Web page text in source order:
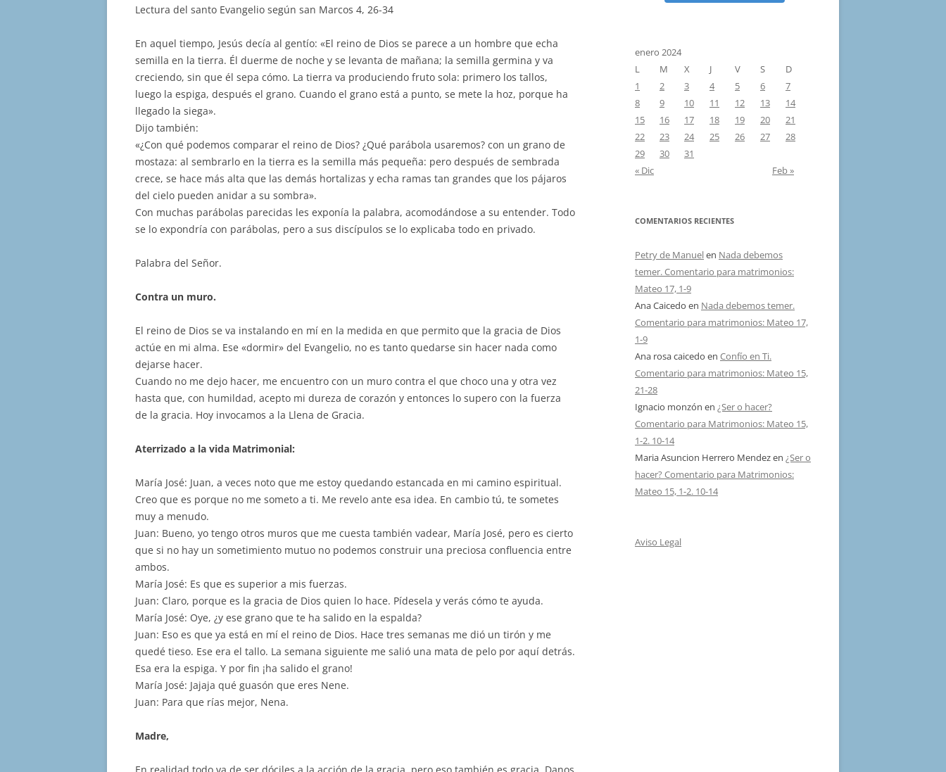
arriba/abajo
para
aumentar
o
volumen.
Lectura del santo Evangelio según san Marcos 4, 26-34
En aquel tiempo, Jesús decía al gentío: «El reino de Dios se parece a un hombre que echa
semilla en la tierra. Él duerme de noche y se levanta de mañana; la semilla germina y va
creciendo, sin que él sepa cómo. La tierra va produciendo fruto sola: primero los tallos,
luego la espiga, después el grano. Cuando el grano está a punto, se mete la hoz, porque ha
llegado la siega».
Dijo también:
«¿Con qué podemos comparar el reino de Dios? ¿Qué parábola usaremos? con un grano de
mostaza: al sembrarlo en la tierra es la semilla más pequeña: pero después de sembrada
crece, se hace más alta que las demás hortalizas y echa ramas tan grandes que los pájaros
del cielo pueden anidar a su sombra».
Con muchas parábolas parecidas les exponía la palabra, acomodándose a su entender. Todo
se lo expondría con parábolas, pero a sus discípulos se lo explicaba todo en privado.
Palabra del Señor.
Contra un muro.
El reino de Dios se va instalando en mí en la medida en que permito que la gracia de Dios
actúe en mi alma. Ese «dormir» del Evangelio, no es tanto quedarse sin hacer nada como
dejarse hacer.
Cuando no me dejo hacer, me encuentro con un muro contra el que choco una y otra vez
hasta que, con humildad, acepto mi dureza de corazón y entonces lo supero con la fuerza
de la gracia. Hoy invocamos a la Llena de Gracia.
Aterrizado a la vida Matrimonial:
María José: Juan, a veces noto que me estoy quedando estancada en mi camino espiritual.
Creo que es porque no me someto a ti. Me revelo ante esa idea. En cambio tú, te sometes
muy a menudo.
Juan: Bueno, yo tengo otros muros que me cuesta también vadear, María José, pero es cierto
que si no hay un sometimiento mutuo no podemos construir una preciosa confluencia entre
ambos.
María José: Es que es superior a mis fuerzas.
Juan: Claro, porque es la gracia de Dios quien lo hace. Pídesela y verás cómo te ayuda.
María José: Oye, ¿y ese grano que te ha salido en la espalda?
Juan: Eso es que ya está en mí el reino de Dios. Hace tres semanas me dió un tirón y me
quedé tieso. Ese era el tallo. La semana siguiente me salió una mata de pelo por aquí detrás.
Esa era la espiga. Y por fin ¡ha salido el grano!
María José: Jajaja qué guasón que eres Nene.
Juan: Para que rías mejor, Nena.
Madre,
enero 2024
L
M X J V S
D
1
2 3 4 5 6
7
8
9 10 11 12 13
14
15
16 17 18 19 20
21
22
23 24 25 26 27
28
29
30
31
« Dic
Feb »
COMENTARIOS RECIENTES
Petry de Manuelen Nada debemos
temer. Comentario para matrimonios:
Mateo 17, 1-9
Ana Caicedo en Nada debemos temer.
Comentario para matrimonios: Mateo 17,
1-9
Ana rosa caicedo en Confío en Ti.
Comentario para matrimonios: Mateo 15,
21-28
Ignacio monzón en ¿Ser o hacer?
Comentario para Matrimonios: Mateo 15,
1-2. 10-14
Maria Asuncion Herrero Mendezen ¿Ser o
hacer? Comentario para Matrimonios:
Mateo 15, 1-2. 10-14
Aviso Legal